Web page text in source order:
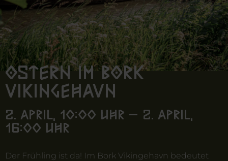
Ostern im Bork
Vikingehavn
2. April, 10:00 Uhr – 2. April,
16:00 Uhr
Der Frühling ist da! Im Bork Vikingehavn bedeutet